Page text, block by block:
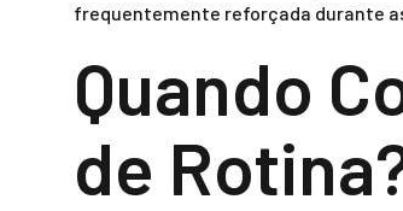
frequentemente reforçada durante
Quando
de